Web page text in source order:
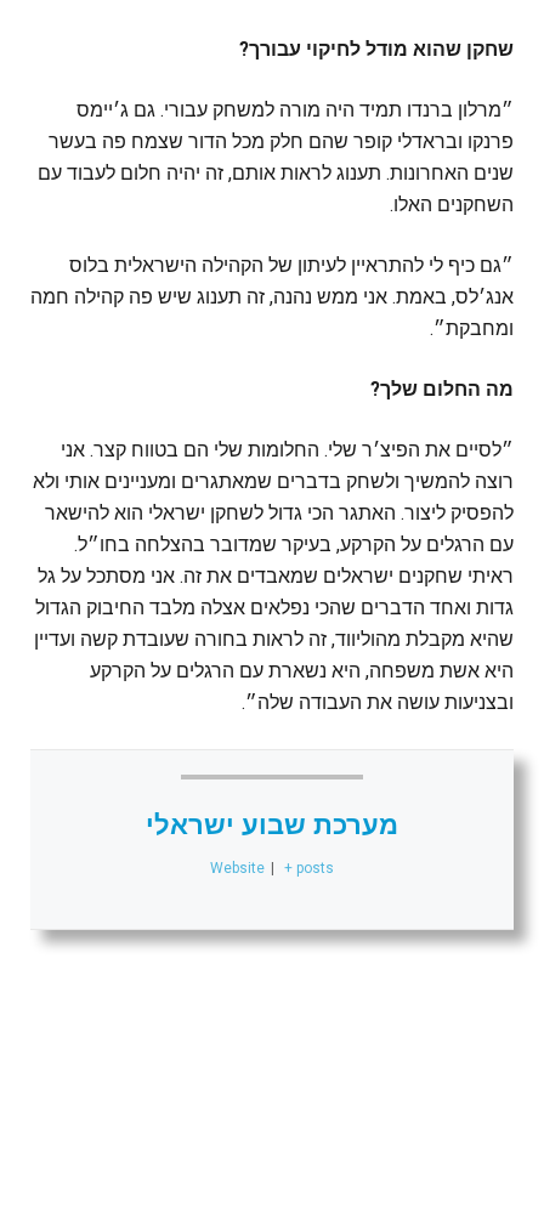
שחקן שהוא מודל לחיקוי עבורך?
״מרלון ברנדו תמיד היה מורה למשחק עבורי. גם ג׳יימס
פרנקו ובראדלי קופר שהם חלק מכל הדור שצמח פה בעשר
שנים האחרונות. תענוג לראות אותם, זה יהיה חלום לעבוד עם
השחקנים האלו.
״גם כיף לי להתראיין לעיתון של הקהילה הישראלית בלוס
אנג׳לס, באמת. אני ממש נהנה, זה תענוג שיש פה קהילה חמה
ומחבקת״.
מה החלום שלך?
״לסיים את הפיצ׳ר שלי. החלומות שלי הם בטווח קצר. אני
רוצה להמשיך ולשחק בדברים שמאתגרים ומעניינים אותי ולא
להפסיק ליצור. האתגר הכי גדול לשחקן ישראלי הוא להישאר
עם הרגלים על הקרקע, בעיקר שמדובר בהצלחה בחו״ל.
ראיתי שחקנים ישראלים שמאבדים את זה. אני מסתכל על גל
גדות ואחד הדברים שהכי נפלאים אצלה מלבד החיבוק הגדול
שהיא מקבלת מהוליווד, זה לראות בחורה שעובדת קשה ועדיין
היא אשת משפחה, היא נשארת עם הרגלים על הקרקע
ובצניעות עושה את העבודה שלה״.
מערכת שבוע ישראלי
Website | + posts